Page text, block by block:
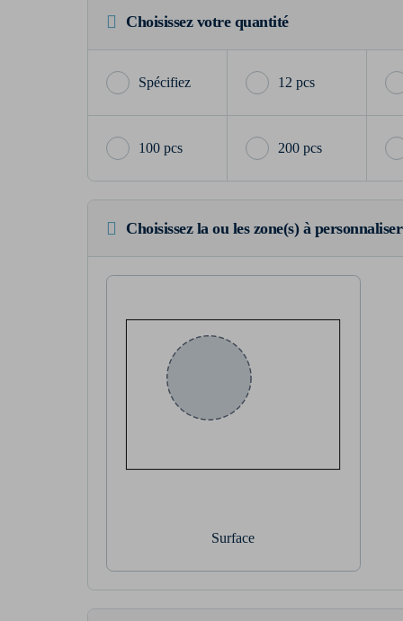
Choisissez votre quantité
12 pcs
100 pcs 200 pcs
Choisissez la ou les zone(s) à personnaliser
Surface